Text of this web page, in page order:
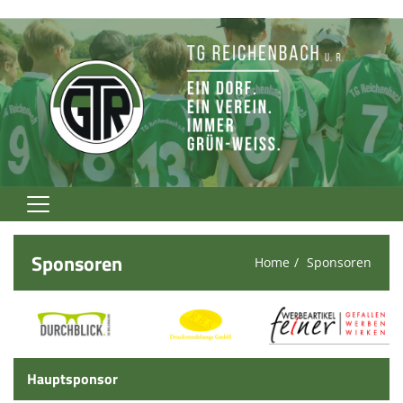
Home
TG Rockt!
Vereinsnews
Verein
Fußball
Sponsoren Home Sponsoren
Hauptsponsor